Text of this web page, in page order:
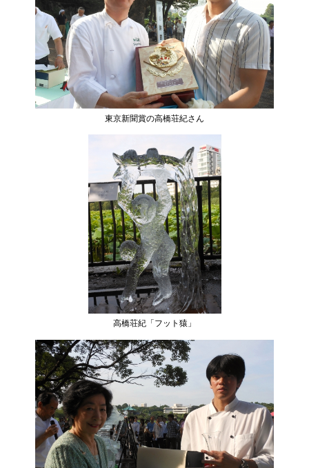
東京新聞賞の高橋荘紀さん
高橋荘紀「フット猿」